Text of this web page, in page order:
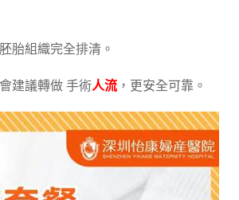
胎組織完全排清。
建議轉做 手術人流 ，更安全可靠。